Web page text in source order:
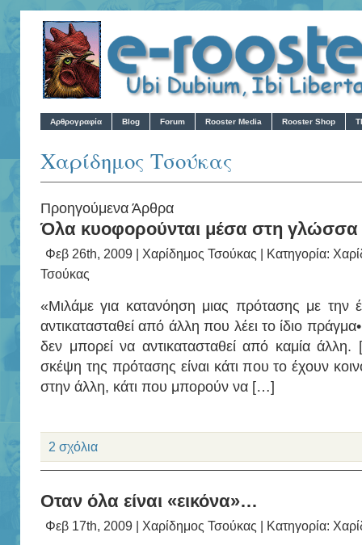
Αρθρογραφία Blog Forum Rooster Media Rooster Shop
Χαρίδημος Τσούκας
Προηγούμενα Άρθρα
Όλα κυοφορούνται μέσα στη γλώσσα
Φεβ 26th, 2009 | Χαρίδημος Τσούκας | Κατηγορία:
Τσούκας
«Μιλάμε για κατανόηση μιας πρότασης με την
αντικατασταθεί από άλλη που λέει το ίδιο
δεν μπορεί να αντικατασταθεί από καμία
σκέψη της πρότασης είναι κάτι που το έχουν
στην άλλη, κάτι που μπορούν να […]
2 σχόλια
Οταν όλα είναι «εικόνα»…
Φεβ 17th, 2009 | Χαρίδημος Τσούκας | Κατηγορία: